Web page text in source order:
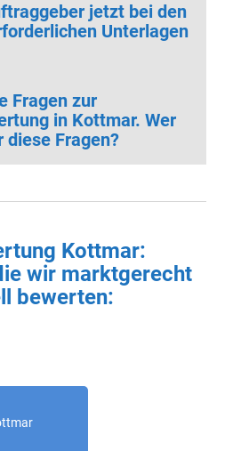
jetzt bei den
Unterlagen
Fragen zur
in Kottmar. Wer
Fragen?
Kottmar:
wir marktgerecht
bewerten: